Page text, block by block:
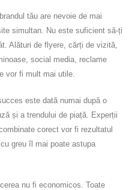
tău are nevoie de mai
simultan. Nu este suficient să-ți
Alături de flyere, cărți de vizită,
social media, reclame
vor fi mult mai utile.
este dată numai după o
și a trendului de piață. Experții
corect vor fi rezultatul
greu îl mai poate astupa
nu fi economicos. Toate